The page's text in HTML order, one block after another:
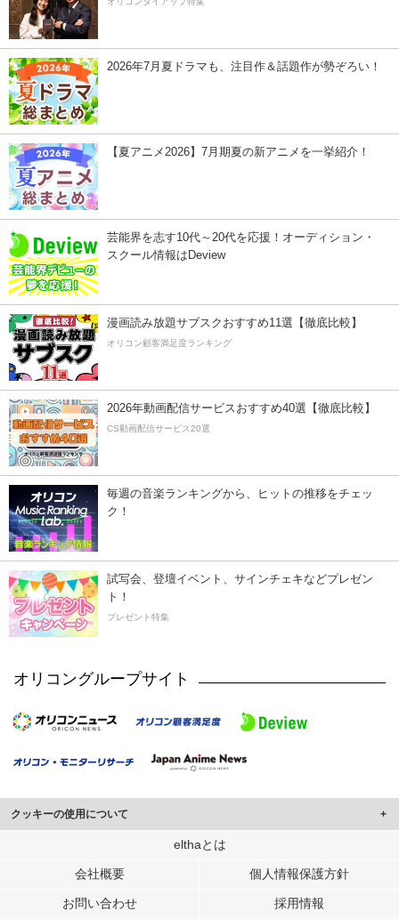
2026年7月夏ドラマも、注目作＆話題作が勢ぞろい！
【夏アニメ2026】7月期夏の新アニメを一挙紹介！
芸能界を志す10代～20代を応援！オーディション・
スクール情報はDeview
漫画読み放題サブスクおすすめ11選【徹底比較】
オリコン顧客満足度ランキング
2026年動画配信サービスおすすめ40選【徹底比較】
CS動画配信サービス20選
毎週の音楽ランキングから、ヒットの推移をチェッ
ク！
試写会、登壇イベント、サインチェキなどプレゼン
ト！
プレゼント特集
オリコングループサイト
クッキーの使用について
このサイトでは Cookie を使用して、ユーザーに合わせたコンテンツや広告の
行っています。
メディアや広告配信、データ解析の各パートナーに提供しています。
elthaとは
会社概要 個人情報保護方針
お問い合わせ
採用情報